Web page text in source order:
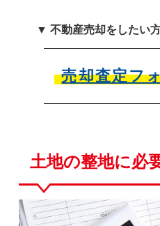
▼ 不動産売却をしたい
売却査定フ
土地の整地に必